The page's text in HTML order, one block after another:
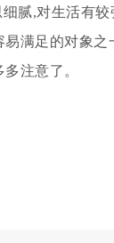
腻,对生活有
满足的对象
注意了。